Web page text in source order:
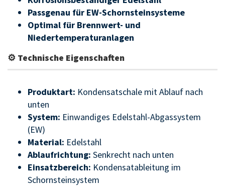
Passgenau für EW-Schornsteinsysteme
Optimal für Brennwert- und
Niedertemperaturanlagen
⚙ Technische Eigenschaften
Produktart: Kondensatschale mit Ablauf nach
unten
System: Einwandiges Edelstahl-Abgassystem
(EW)
Material: Edelstahl
Ablaufrichtung: Senkrecht nach unten
Einsatzbereich: Kondensatableitung im
Schornsteinsystem